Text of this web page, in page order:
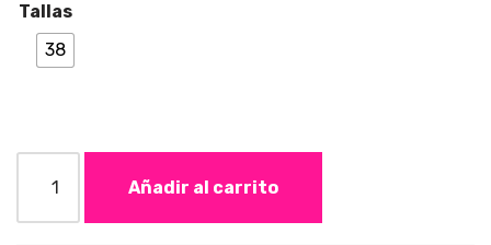
Tallas
38
Añadir al carrito